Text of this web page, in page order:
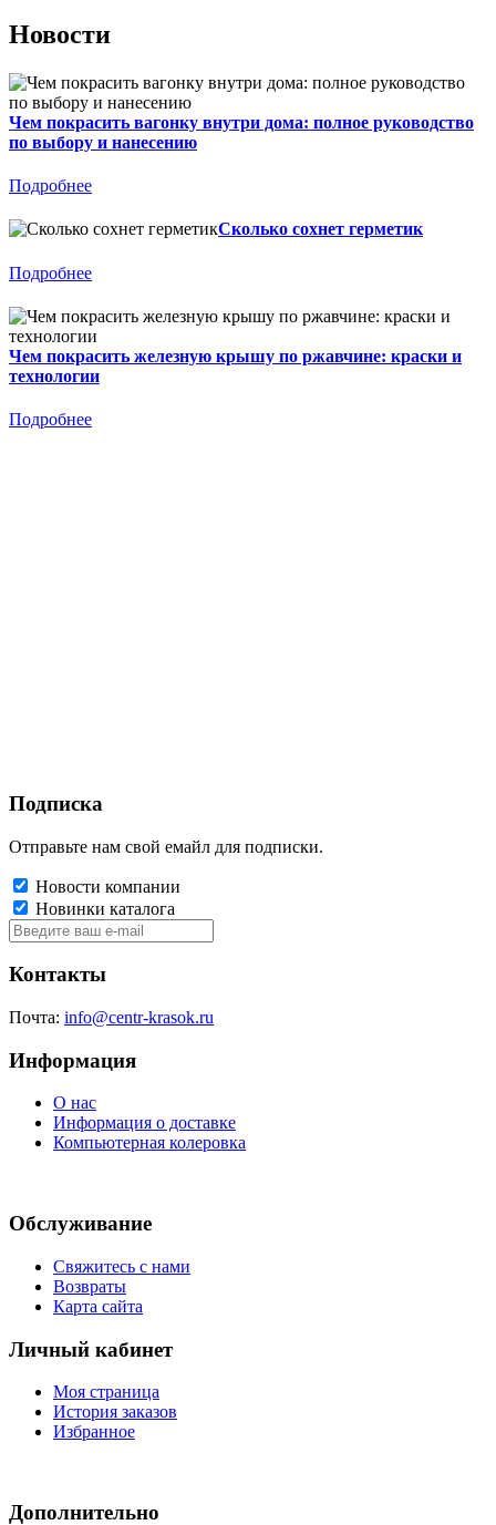
Новости
Чем покрасить вагонку внутри дома: полное руководство
по выбору и нанесению
Подробнее
Сколько сохнет герметик
Подробнее
Чем покрасить железную крышу по ржавчине: краски и
технологии
Подробнее
Подписка
Отправьте нам свой емайл для подписки.
Новости компании
Новинки каталога
Контакты
Почта: info@centr-krasok.ru
Информация
О нас
Информация о доставке
Компьютерная колеровка
Обслуживание
Свяжитесь с нами
Возвраты
Карта сайта
Личный кабинет
Моя страница
История заказов
Избранное
Дополнительно